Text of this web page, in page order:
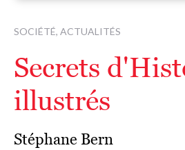
SOCIÉTÉ, ACTUALITÉS
Secrets
illustrés
Stéphane Bern